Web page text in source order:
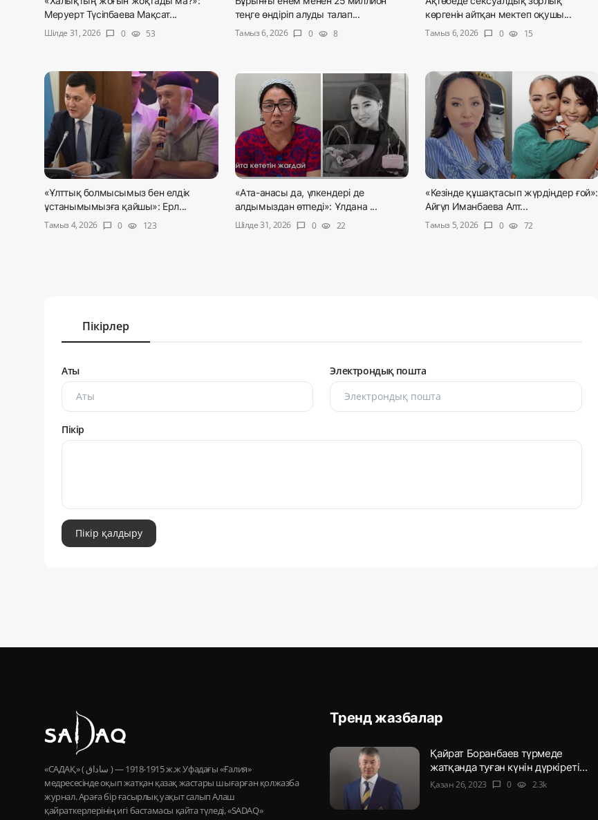
Меруерт Түсіпбаева Мақсат...
Шілде 31, 2026 chat_bubble 0 visibility 53
теңге өндіріп алуды талап...
Тамыз 6, 2026
chat_bubble 0 visibility 8
көргенін айтқан мектеп оқушы...
Тамыз 6, 2026
chat_bubble 0 visibility 15
«Ұлттық болмысымыз бен елдік
ұстанымымызға қайшы»: Ерл...
Тамыз 4, 2026
chat_bubble 0 visibility 123
«Ата-анасы да, үлкендері де
алдымыздан өтпеді»: Ұлдана ...
Шілде 31, 2026
chat_bubble 0 visibility 22
«Кезінде құшақтасып жүрдіңдер ғой»:
Айгүл Иманбаева Алт...
Тамыз 5, 2026
chat_bubble 0 visibility 72
Пікірлер
Аты Электрондық пошта
Пікір
Пікір қалдыру
«САДАҚ» ( ساداق ) — 1915-1918 ж.ж Уфадағы «Ғалия»
медресесінде оқып жатқан қазақ жастары шығарған қолжазба
журнал. Араға бір ғасырлық уақыт салып Алаш
қайраткерлерінің игі бастамасы қайта түледі, «SADAQ»
Тренд жазбалар
Қайрат Боранбаев түрмеде
жатқанда туған күнін дүркіреті...
Қазан 26, 2023 chat_bubble 0 visibility 2.3k